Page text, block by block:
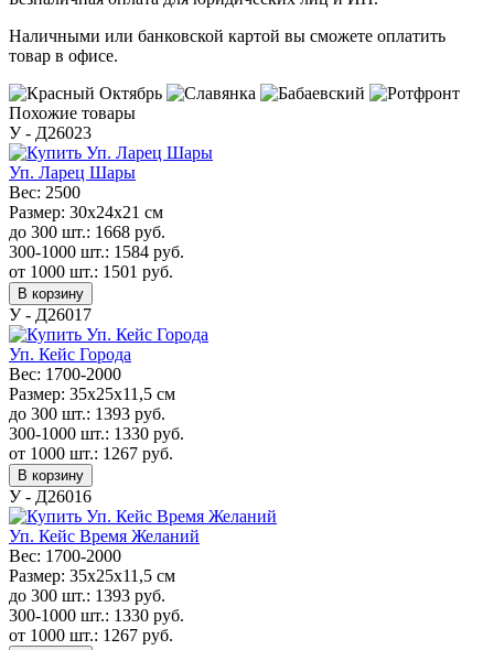
Наличными или банковской картой вы сможете оплатить
товар в офисе.
Похожие товары
У - Д26023
Уп. Ларец Шары
Вес: 2500
Размер: 30х24х21 см
до 300 шт.: 1668 руб.
300-1000 шт.: 1584 руб.
от 1000 шт.: 1501 руб.
В корзину
У - Д26017
Уп. Кейс Города
Вес: 1700-2000
Размер: 35x25x11,5 см
до 300 шт.: 1393 руб.
300-1000 шт.: 1330 руб.
от 1000 шт.: 1267 руб.
В корзину
У - Д26016
Уп. Кейс Время Желаний
Вес: 1700-2000
Размер: 35x25x11,5 см
до 300 шт.: 1393 руб.
300-1000 шт.: 1330 руб.
от 1000 шт.: 1267 руб.